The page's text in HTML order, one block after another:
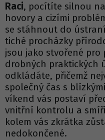
Raci, pocítíte silnou
hovory a cizími
se stáhnout do
tiché procházky
jsou jako stvořené
drobných praktických
odkládáte, přičemž
společný čas s
víkend vás postaví
vnitřní kontrolu a
kolem vás zkrátka
nedokončené.